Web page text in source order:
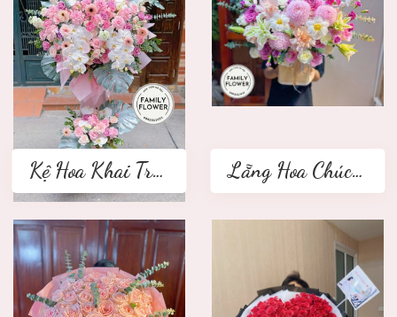
Kệ Hoa Khai Trương 2 tầng Lẵng Hoa Chúc Mừng